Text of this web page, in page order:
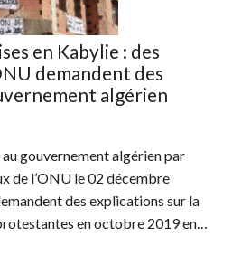
en Kabylie : des
demandent des
algérien
gouvernement algérien par
de l’ONU le 02 décembre
des explications sur la
en octobre 2019 en…